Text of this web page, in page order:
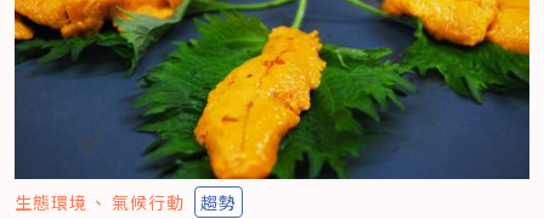
生態環境 氣候行動 趨勢